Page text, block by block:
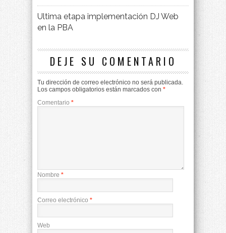
Ultima etapa implementación DJ Web
en la PBA
DEJE SU COMENTARIO
Tu dirección de correo electrónico no será publicada.
Los campos obligatorios están marcados con *
Comentario *
Nombre *
Correo electrónico *
Web